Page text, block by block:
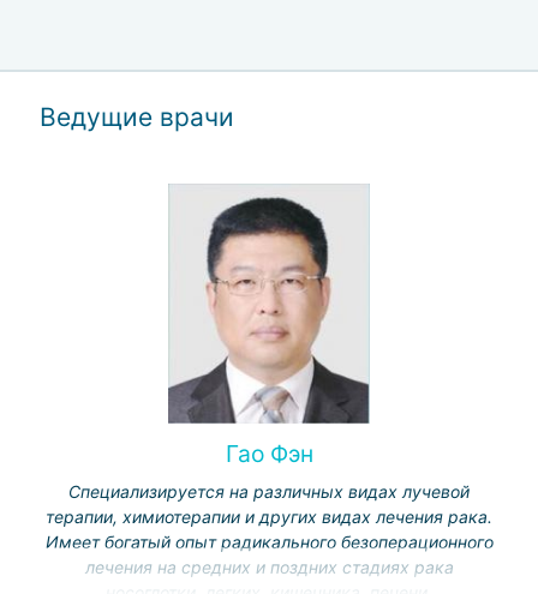
Ведущие врачи
Гао Фэн
Специализируется на различных видах лучевой
терапии, химиотерапии и других видах лечения рака.
Имеет богатый опыт радикального безоперационного
лечения на средних и поздних стадиях рака